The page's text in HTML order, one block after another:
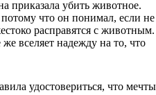
приказала убить животное.
что он понимал, если не
расправятся с животным.
вселяет надежду на то, что
удостовериться, что мечты